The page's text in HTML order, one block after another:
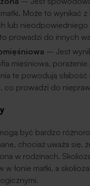
Może to wynikać
lub nieodpowiedniego
prowadzi do innych
– Jest
mięśniowa,
te powodują słabość
co prowadzi do
być bardzo
chociaż uważa
w rodzinach.
w łonie matki, a